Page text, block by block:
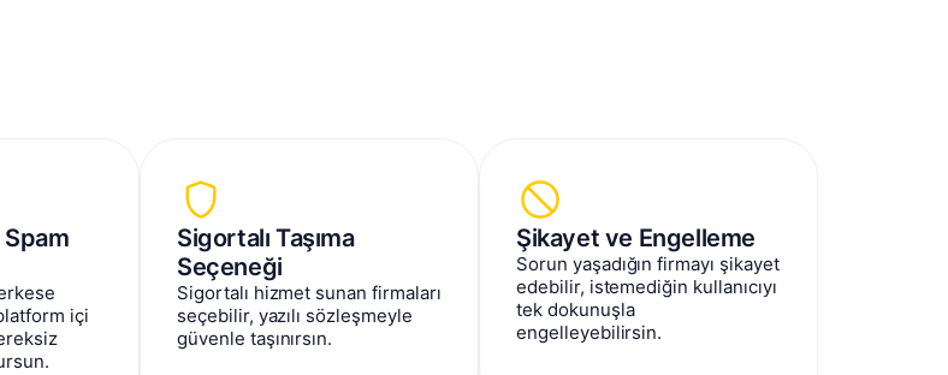
içi
Sigortalı Taşıma
Seçeneği
Sigortalı hizmet sunan firmaları
seçebilir, yazılı sözleşmeyle
güvenle taşınırsın.
Şikayet ve Engelleme
Sorun yaşadığın firmayı şikayet
edebilir, istemediğin kullanıcıyı
tek dokunuşla
engelleyebilirsin.